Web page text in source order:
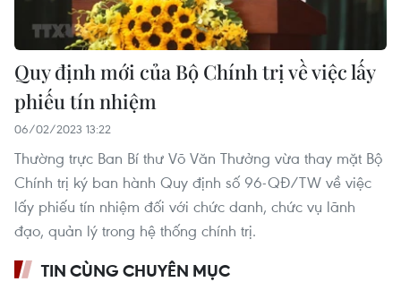
Quy định mới của Bộ Chính trị về việc lấy
phiếu tín nhiệm
06/02/2023 13:22
Thường trực Ban Bí thư Võ Văn Thưởng vừa thay mặt Bộ
Chính trị ký ban hành Quy định số 96-QĐ/TW về việc
lấy phiếu tín nhiệm đối với chức danh, chức vụ lãnh
đạo, quản lý trong hệ thống chính trị.
TIN CÙNG CHUYÊN MỤC